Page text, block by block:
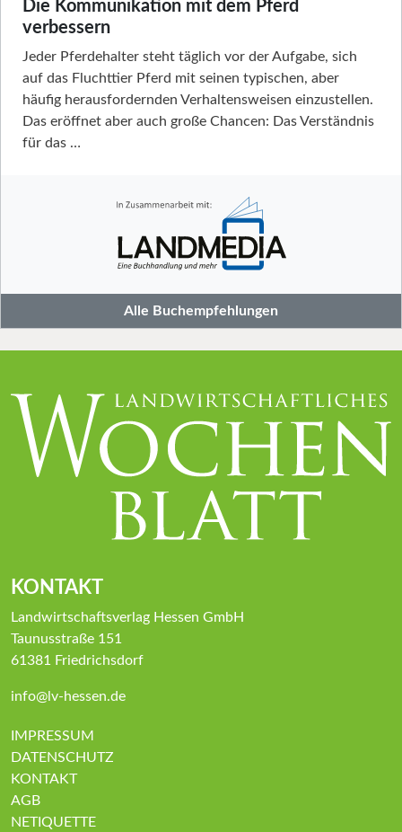
Die Kommunikation mit dem Pferd
verbessern
Jeder Pferdehalter steht täglich vor der Aufgabe, sich
auf das Fluchttier Pferd mit seinen typischen, aber
häufig herausfordernden Verhaltensweisen einzustellen.
Das eröffnet aber auch große Chancen: Das Verständnis
für das …
Alle Buchempfehlungen
KONTAKT
Landwirtschaftsverlag Hessen GmbH
Taunusstraße 151
61381 Friedrichsdorf
info@lv-hessen.de
IMPRESSUM
DATENSCHUTZ
KONTAKT
AGB
NETIQUETTE